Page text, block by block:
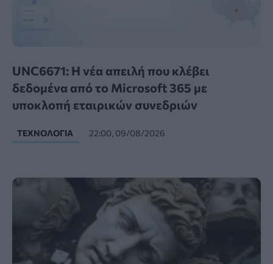
UNC6671: Η νέα απειλή που κλέβει
δεδομένα από το Microsoft 365 με
υποκλοπή εταιρικών συνεδριών
ΤΕΧΝΟΛΟΓΊΑ 22:00, 09/08/2026